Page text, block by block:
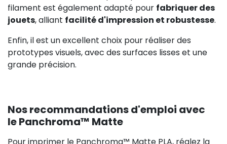
filament est également adapté pour fabriquer des
jouets, alliant facilité d'impression et robustesse.
Enfin, il est un excellent choix pour réaliser des
prototypes visuels, avec des surfaces lisses et une
grande précision.
Nos recommandations d'emploi avec
le Panchroma™ Matte
Pour imprimer le Panchroma™ Matte PLA, réglez la